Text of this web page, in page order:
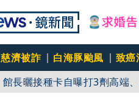
慈濟被詐 白海豚颱風 致癌
氣象女神口誤「白沙屯颱風
館長曬接種卡自曝打3劑高端